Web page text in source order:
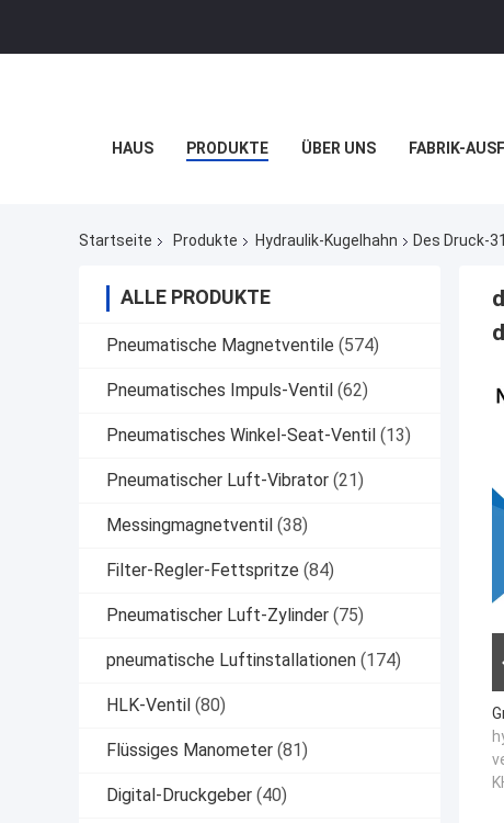
HAUS PRODUKTE ÜBER UNS FABRIK-
Startseite Produkte Hydraulik-Kugelhahn Des Druck-
ALLE PRODUKTE
Pneumatische Magnetventile (574)
Pneumatisches Impuls-Ventil (62)
Pneumatisches Winkel-Seat-Ventil (13)
Pneumatischer Luft-Vibrator (21)
Messingmagnetventil (38)
Filter-Regler-Fettspritze (84)
Pneumatischer Luft-Zylinder (75)
pneumatische Luftinstallationen (174)
HLK-Ventil (80)
Flüssiges Manometer (81)
Digital-Druckgeber (40)